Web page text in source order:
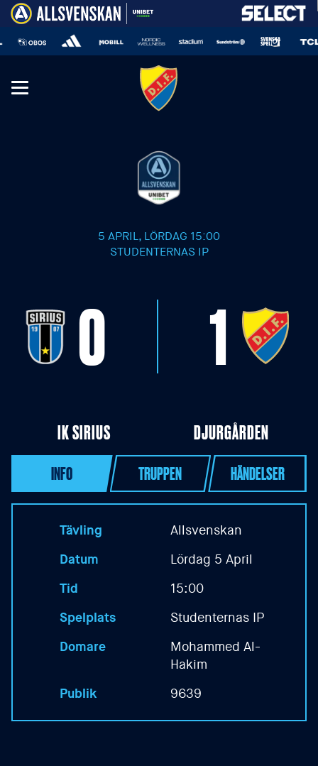
5 APRIL, LÖRDAG 15:00
STUDENTERNAS IP
DJURGÅRDEN
1
0
IK SIRIUS
INFO
Tävling
Allsvenskan
Datum
Lördag 5 April
Tid
15:00
Spelplats
Studenternas IP
Domare
Mohammed Al-
Hakim
Publik
9639
TRUPPEN HÄNDELSER